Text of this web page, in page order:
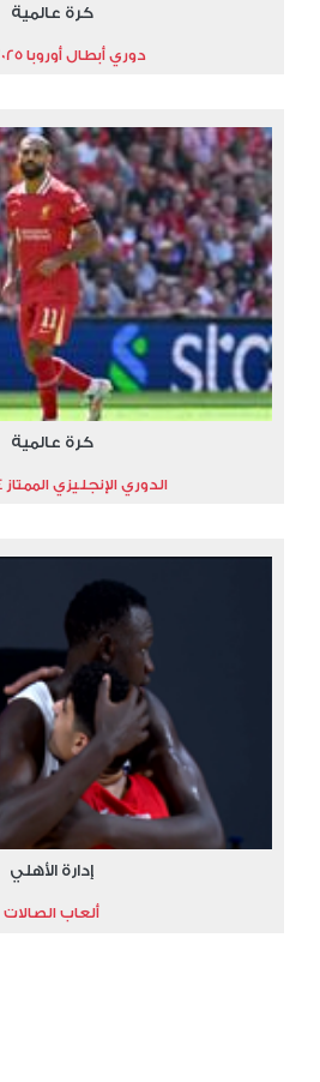
كرة عالمية
دوري أبطال أوروبا 2024/2025
كرة عالمية
الدوري الإنجليزي الممتاز 2024-2025
إدارة الأهلي
ألعاب الصالات